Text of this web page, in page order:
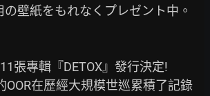
の壁紙をもれなくプレゼント中。
張專輯『DETOX』發行決定!
OOR在歷經大規模世巡累積了記錄